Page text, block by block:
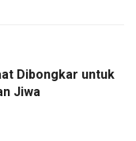
Dibongkar untuk
Jiwa